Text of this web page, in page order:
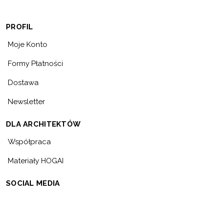
PROFIL
Moje Konto
Formy Płatności
Dostawa
Newsletter
DLA ARCHITEKTÓW
Współpraca
Materiały HOGAI
SOCIAL MEDIA